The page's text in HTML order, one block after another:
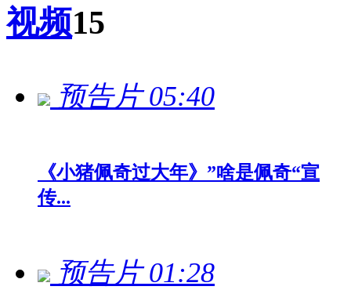
视频15
预告片 05:40
《小猪佩奇过大年》”啥是佩奇“宣
传...
预告片 01:28